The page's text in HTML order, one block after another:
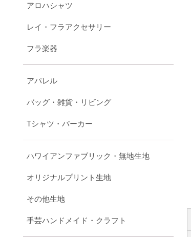
アロハシャツ
レイ・フラアクセサリー
フラ楽器
アパレル
バッグ・雑貨・リビング
Tシャツ・パーカー
ハワイアンファブリック・無地生地
オリジナルプリント生地
その他生地
手芸ハンドメイド・クラフト